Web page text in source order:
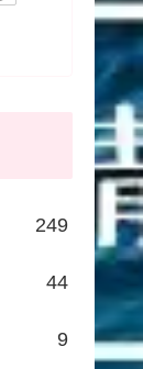
249
44
9